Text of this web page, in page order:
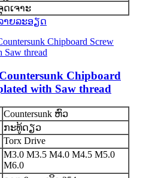
ດເຈາະ
າຍລະອຽດ
Chipboard
with Saw thread
Countersunk ຫົວ
ກະທູ້ດຽວ
Torx Drive
M3.0 M3.5 M4.0 M4.5 M5.0
M6.0